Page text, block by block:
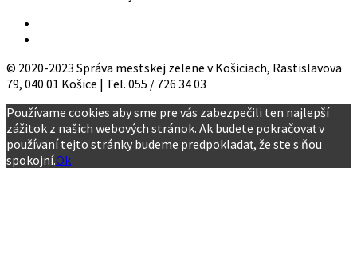
© 2020-2023 Správa mestskej zelene v Košiciach, Rastislavova
79, 040 01 Košice | Tel. 055 / 726 34 03
Používame cookies aby sme pre vás zabezpečili ten najlepší
zážitok z našich webových stránok. Ak budete pokračovať v
používaní tejto stránky budeme predpokladať, že ste s ňou
spokojní.Ok